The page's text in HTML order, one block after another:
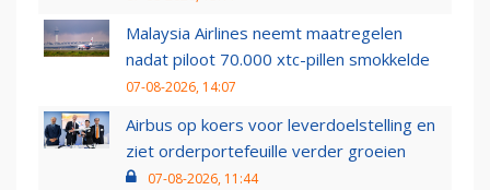
Malaysia Airlines neemt maatregelen
nadat piloot 70.000 xtc-pillen smokkelde
07-08-2026, 14:07
Airbus op koers voor leverdoelstelling en
ziet orderportefeuille verder groeien
07-08-2026, 11:44